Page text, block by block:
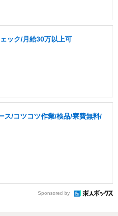
ック/月給30万以上可
ス/コツコツ作業/検品/寮費無料/
Sponsored by